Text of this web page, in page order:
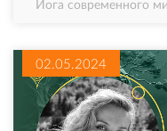
Йога современного
02.05.2024